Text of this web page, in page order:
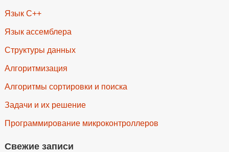
Язык C++
Язык ассемблера
Структуры данных
Алгоритмизация
Алгоритмы сортировки и поиска
Задачи и их решение
Программирование микроконтроллеров
Свежие записи